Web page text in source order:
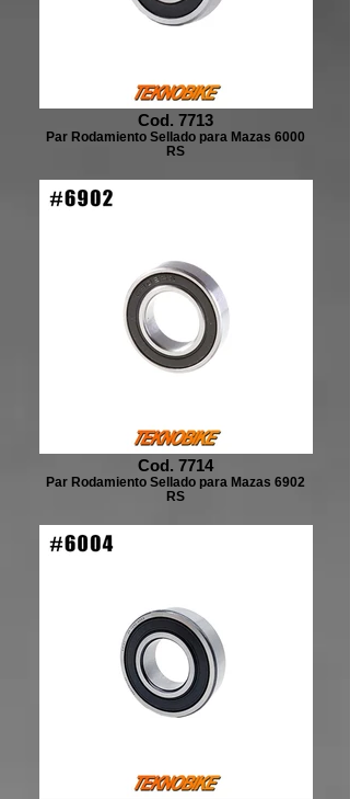
Cod. 7713
Par Rodamiento Sellado para Mazas 6000
RS
Cod. 7714
Par Rodamiento Sellado para Mazas 6902
RS